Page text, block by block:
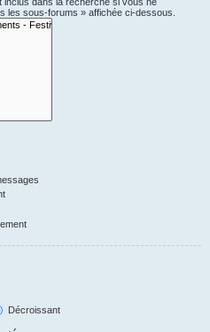
les sous-forums » affichée ci-dessous.
Décroissant